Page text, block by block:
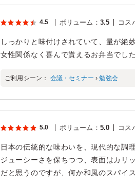
4.5 ボリューム ： 3.5 コス
しっかりと味付けされていて、量が絶
女性関係なく喜んで貰えるお弁当でし
ご利用シーン： 会議・セミナー ›勉強会
5.0 ボリューム ： 5.0 コス
日本の伝統的な味わいを、現代的な調
ジューシーさを保ちつつ、表面はカリ
だと思うのですが、何か和風のスパイ